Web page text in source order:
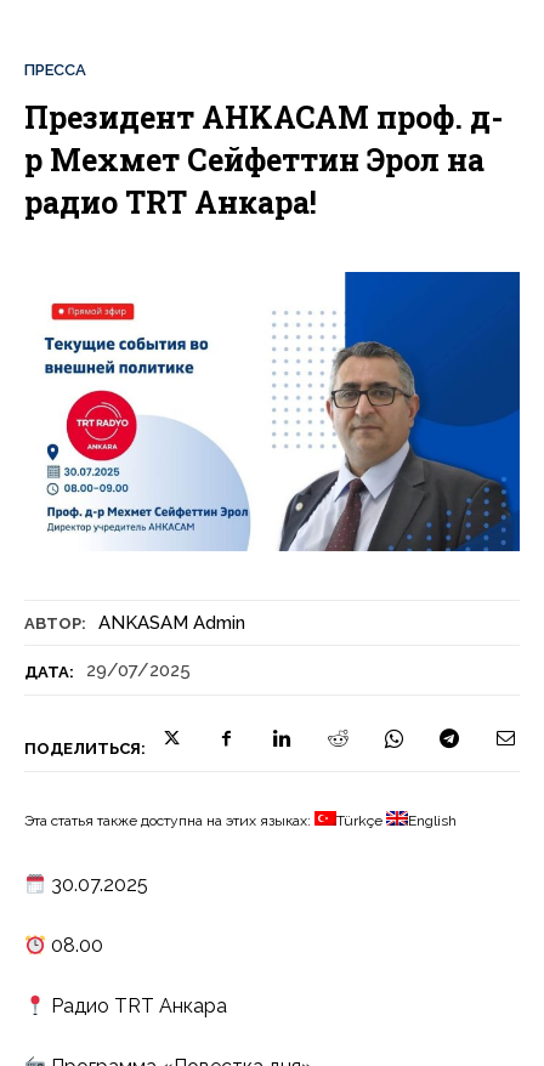
АВТОР: ANKASAM Admin
ДАТА: 29/07/2025
ПОДЕЛИТЬСЯ:
ПРЕССА
Президент AHKACAM проф. д-
р Мехмет Сейфеттин Эрол на
радио TRT Анкара!
Эта статья также доступна на этих языках: Türkçe English
30.07.2025
08.00
Радио TRT Анкара